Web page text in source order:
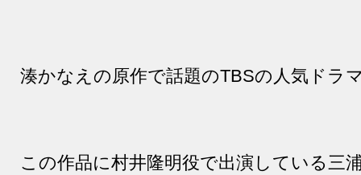
湊かなえの原作で話題のTBSの人気ドラ
この作品に村井隆明役で出演している三